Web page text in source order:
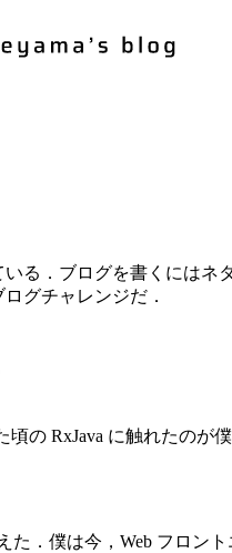
る．ブログを書くにはネ
グチャレンジだ．
の RxJava に触れたのが
た．僕は今，Web フロン